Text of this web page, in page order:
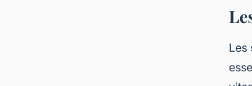
Les